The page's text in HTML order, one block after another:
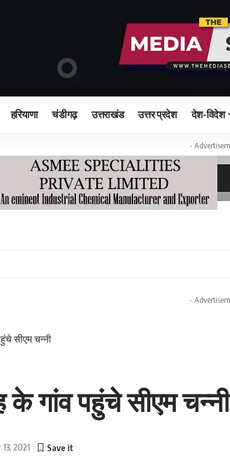
हरियाणा चंडीगढ़ उत्तराखंड उत्तर प्रदेश देश-विदेश
-
-
सीएम चन्नी
गांव पहुंचे सीएम चन्नी
2021